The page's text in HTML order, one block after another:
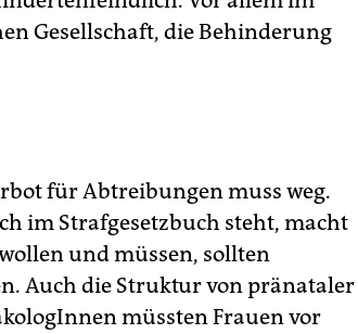
Gesellschaft, die Behinderung
für Abtreibungen muss weg.
im Strafgesetzbuch steht, macht
und müssen, sollten
Auch die Struktur von pränataler
müssten Frauen vor